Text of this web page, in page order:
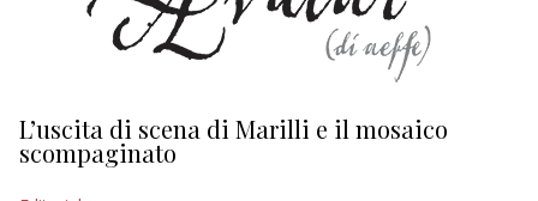
L’uscita di scena di Marilli e il mosaico
scompaginato